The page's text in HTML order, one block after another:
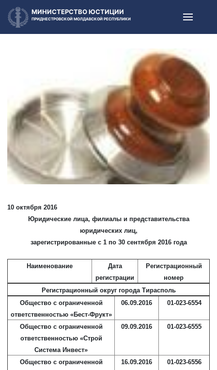
МИНИСТЕРСТВО ЮСТИЦИИ
ПРИДНЕСТРОВСКОЙ МОЛДАВСКОЙ РЕСПУБЛИКИ
10 октября 2016
Юридические лица, филиалы и представительства
юридических лиц,
зарегистрированные с 1 по 30 сентября 2016 года
Наименование
Дата
регистрации
Регистрационный
номер
Регистрационный округ города Тирасполь
Общество с ограниченной
ответственностью «Бест-Фрукт»
06.09.2016 01-023-6554
Общество с ограниченной
ответственностью «Строй
Система Инвест»
09.09.2016 01-023-6555
Общество с ограниченной
16.09.2016 01-023-6556